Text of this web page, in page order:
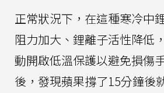
正常狀況下，在這種寒冷中
阻力加大、鋰離子活性降低
動開啟低溫保護以避免損傷
後，發現蘋果撐了15分鐘後